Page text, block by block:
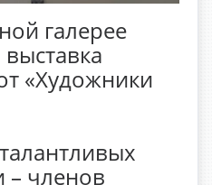
галерее
«Художники
– членов